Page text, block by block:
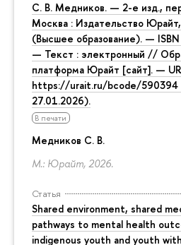
С. В. Медников. — 2-е изд.,
Москва : Издательство
(Высшее образование). —
— Текст : электронный //
платформа Юрайт [сайт]. —
https://urait.ru/bcode/590394
27.01.2026).
В печати
Медников С. В.
М.: Юрайт, 2026.
Статья
Shared environment, shared
pathways to mental health
indigenous youth and youth